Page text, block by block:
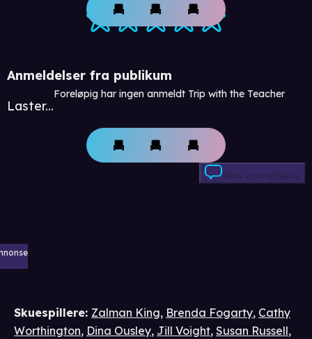
Anmeldelser fra publikum
Laster...
Foreløpig har ingen anmeldt Trip with the Teacher
Skriv anmeldelse
Skuespillere: Zalman King, Brenda Fogarty, Cathy
Worthington, Dina Ousley, Jill Voight, Susan Russell,